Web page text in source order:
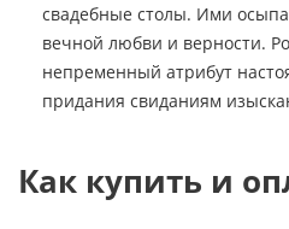
свадебные столы. Ими
вечной любви и верности.
непременный атрибут
придания свиданиям
Как купить и